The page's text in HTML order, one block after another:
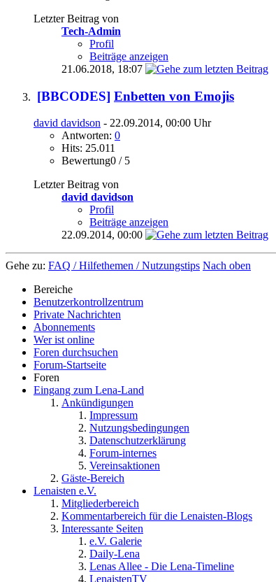
Letzter Beitrag von
Tech-Admin
Profil
Beiträge anzeigen
21.06.2018, 18:07
[BBCODES] Enbetten von Emojis
david davidson - 22.09.2014, 00:00 Uhr
Antworten: 0
Hits: 25.011
Bewertung0 / 5
Letzter Beitrag von
david davidson
Profil
Beiträge anzeigen
22.09.2014, 00:00
Gehe zu: FAQ / Hilfethemen / Nutzungstips Nach oben
Bereiche
Benutzerkontrollzentrum
Private Nachrichten
Abonnements
Wer ist online
Foren durchsuchen
Forum-Startseite
Foren
Eingang zum Lena-Land
Ankündigungen
Impressum
Nutzungsbedingungen
Datenschutzerklärung
Forum-internes
Vereinsaktionen
Gäste-Bereich
Lenaisten e.V.
Mitgliederbereich
Kommentarbereich für die Lenaisten-Blogs
Interessante Seiten
e.V. Galerie
Daily-Lena
Lenas Allee - Die Lena-Timeline
LenaistenTV